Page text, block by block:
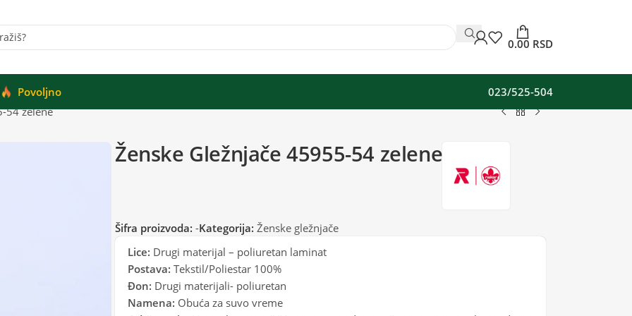
0.00 RSD
Povoljno
023/525-504
54 zelene
Ženske Gležnjače 45955-54 zelene
Šifra proizvoda: -Kategorija: Ženske gležnjače
Lice: Drugi materijal – poliuretan laminat
Postava: Tekstil/Poliestar 100%
Đon: Drugi materijali- poliuretan
Namena: Obuća za suvo vreme